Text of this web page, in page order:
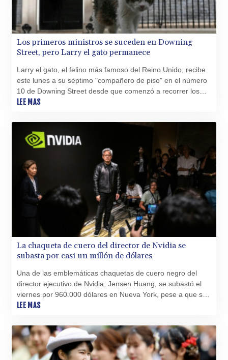
Los primeros ministros se suceden en Downing
Street, pero Larry el gato permanece
Larry el gato, el felino más famoso del Reino Unido, recibe
este lunes a su séptimo "compañero de piso" en el número
10 de Downing Street desde que comenzó a recorrer los
pasillos del poder hace más de quince años.
LEE MAS
La chaqueta de cuero del director de Nvidia se
subasta por casi un millón de dólares
Una de las emblemáticas chaquetas de cuero negro del
director ejecutivo de Nvidia, Jensen Huang, se subastó el
viernes por 960.000 dólares en Nueva York, pese a que su
valor estimado era de solo 60.000 dólares, anunció
LEE MAS